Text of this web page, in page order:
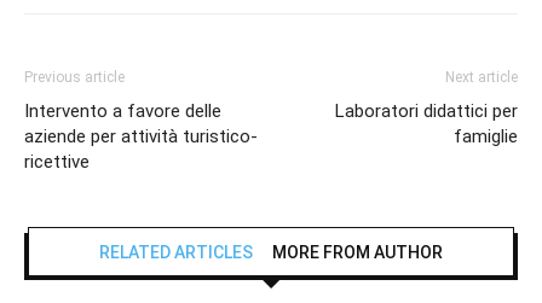
Previous article
Intervento a favore delle
aziende per attività turistico-
ricettive
Next article
Laboratori didattici per
famiglie
RELATED ARTICLES MORE FROM AUTHOR